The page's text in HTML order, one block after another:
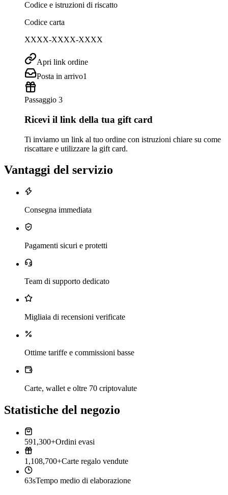
Codice e istruzioni di riscatto
Codice carta
XXXX-XXXX-XXXX
Apri link ordine
Posta in arrivo1
Passaggio 3
Ricevi il link della tua gift card
Ti inviamo un link al tuo ordine con istruzioni chiare su come
riscattare e utilizzare la gift card.
Vantaggi del servizio
Consegna immediata
Pagamenti sicuri e protetti
Team di supporto dedicato
Migliaia di recensioni verificate
Ottime tariffe e commissioni basse
Carte, wallet e oltre 70 criptovalute
Statistiche del negozio
591,300+Ordini evasi
1,108,700+Carte regalo vendute
63sTempo medio di elaborazione